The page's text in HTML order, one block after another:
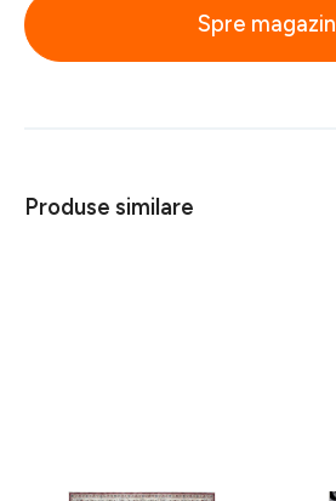
Spre magazin
Produse similare